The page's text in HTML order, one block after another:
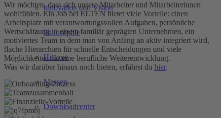
Innovation und Vision
Philosophie
Historie
Messen
Downloadcenter
Wir möchten, dass sich unsere Mitarbeiter und Mitarbeiterinnen
wohlfühlen. Ein Job bei ELTEN bietet viele Vorteile: einen
Arbeitsplatz mit verantwortungsvollen Aufgaben, persönliche
Wertschätzung in einem familiär geprägten Unternehmen, ein
motiviertes Team in dem man von Anfang an aktiv integriert wird,
flache Hierarchien für schnelle Entscheidungen und viele
Möglichkeiten für eine berufliche Weiterentwicklung.
Was wir darüber hinaus noch bieten, erfährst du hier.